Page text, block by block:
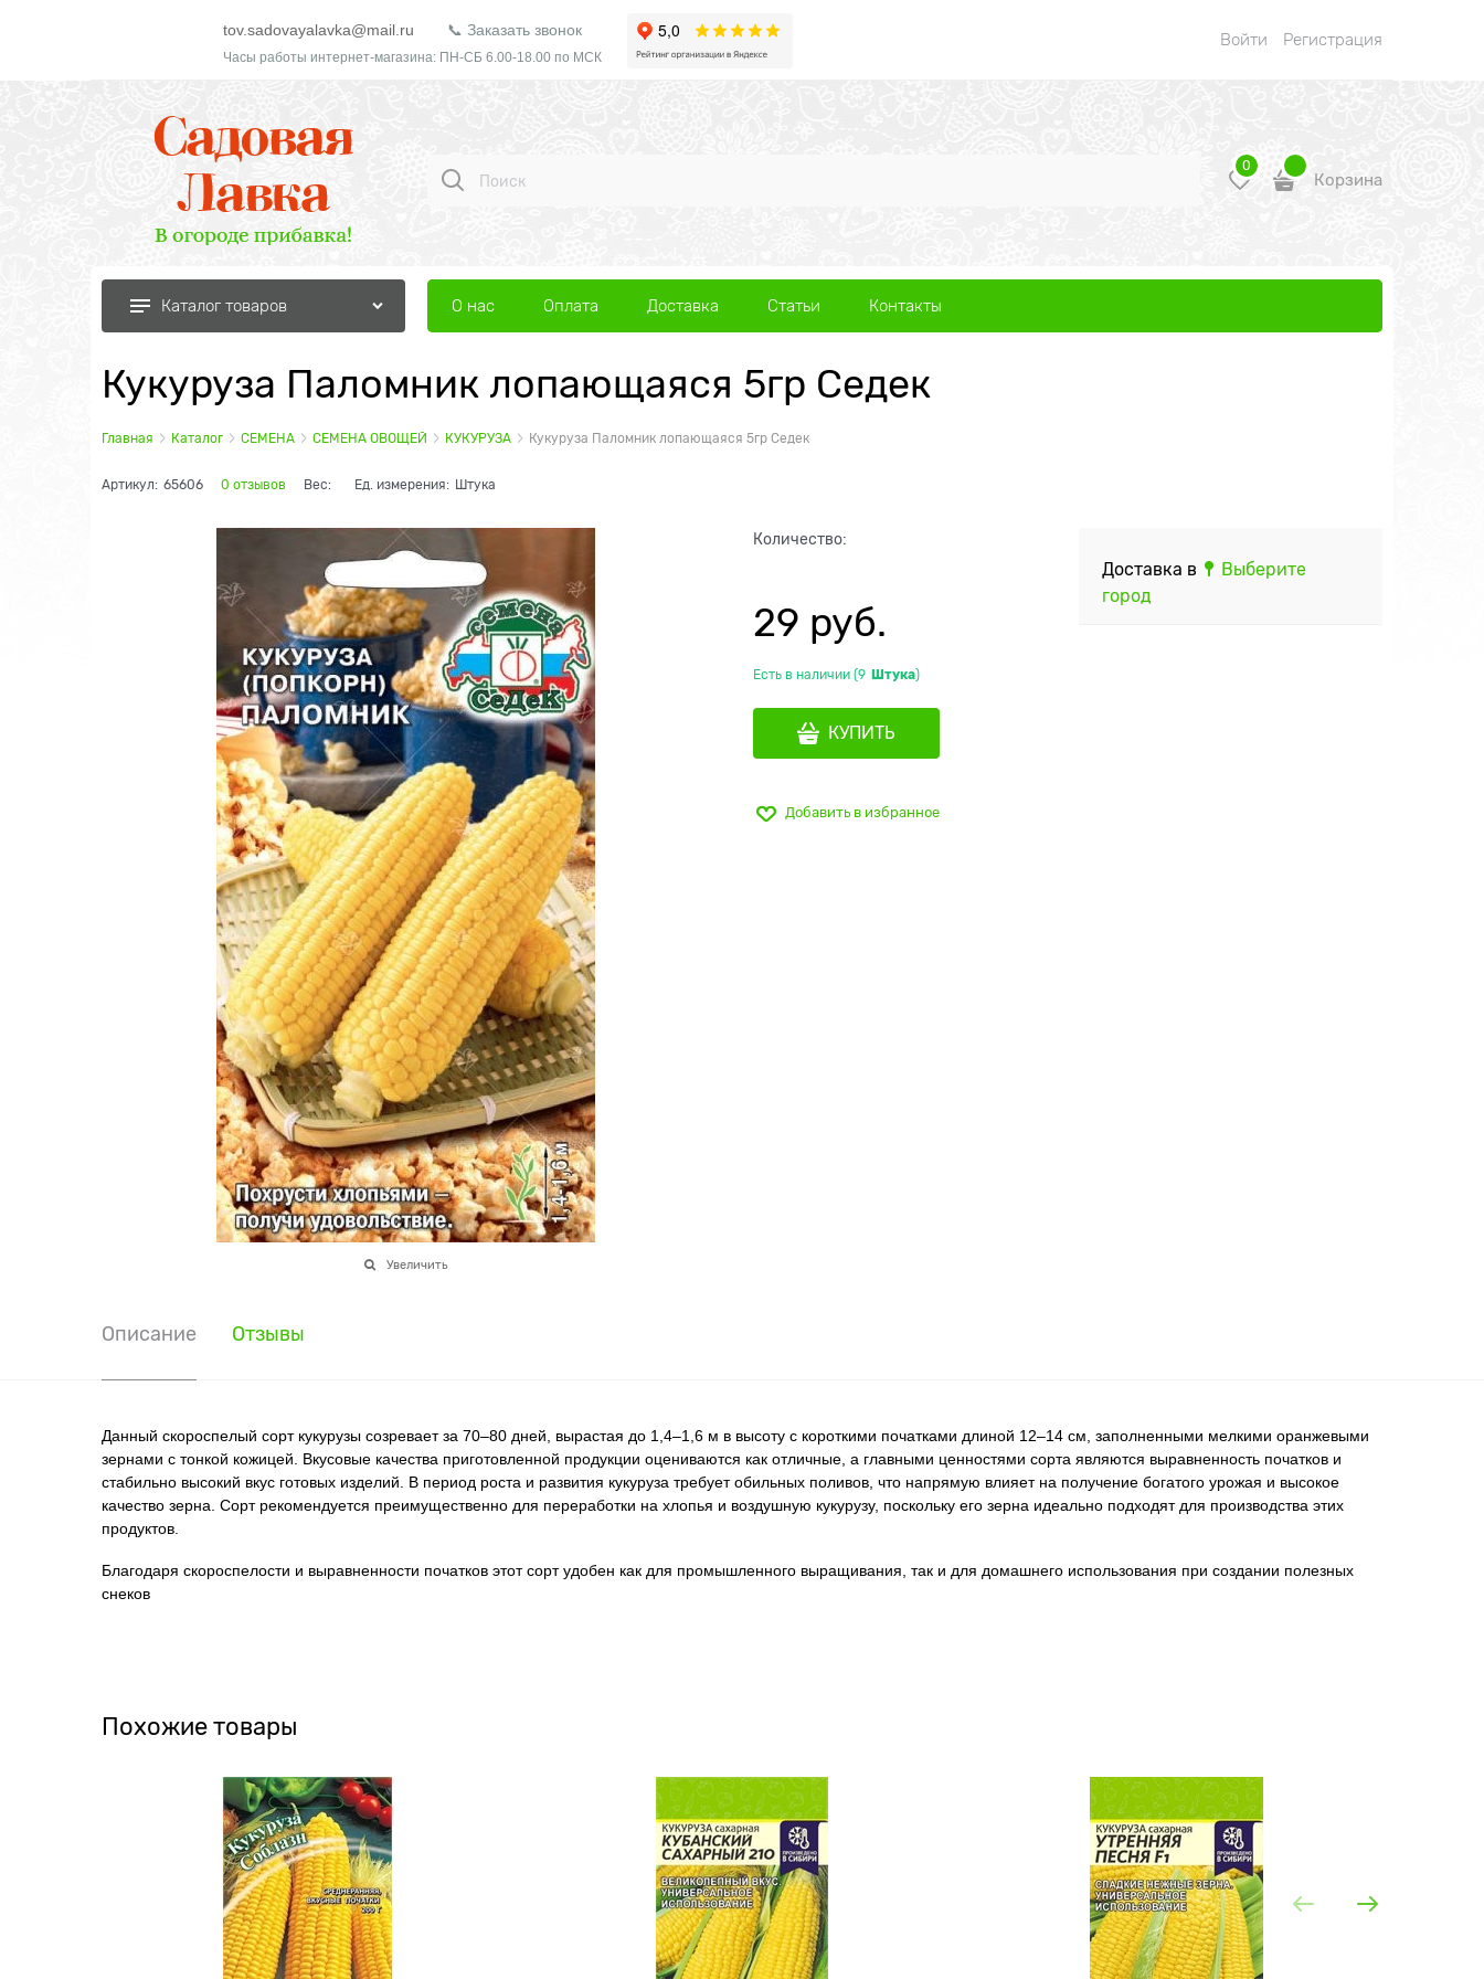
tov.sadovayalavka@mail.ru 📞 Заказать звонок
Часы работы интернет-магазина: ПН-СБ 6.00-18.00 по МСК
Войти Регистрация
0
Корзина
Каталог товаров О нас Оплата Доставка Статьи Контакты
Кукуруза Паломник лопающаяся 5гр Седек
Главная Каталог СЕМЕНА СЕМЕНА ОВОЩЕЙ КУКУРУЗА Кукуруза Паломник лопающаяся 5гр Седек
Артикул: 65606 0 отзывов Вес: Ед. измерения: Штука
Увеличить
Количество:
29 руб.
Есть в наличии (9 Штука)
КУПИТЬ
Добавить в избранное
Доставка в
Выберите
город
Описание Отзывы
Данный скороспелый сорт кукурузы созревает за 70–80 дней, вырастая до 1,4–1,6 м в высоту с короткими початками длиной 12–14 см, заполненными мелкими оранжевыми
зернами с тонкой кожицей. Вкусовые качества приготовленной продукции оцениваются как отличные, а главными ценностями сорта являются выравненность початков и
стабильно высокий вкус готовых изделий. В период роста и развития кукуруза требует обильных поливов, что напрямую влияет на получение богатого урожая и высокое
качество зерна. Сорт рекомендуется преимущественно для переработки на хлопья и воздушную кукурузу, поскольку его зерна идеально подходят для производства этих
продуктов.
Благодаря скороспелости и выравненности початков этот сорт удобен как для промышленного выращивания, так и для домашнего использования при создании полезных
снеков
Похожие товары